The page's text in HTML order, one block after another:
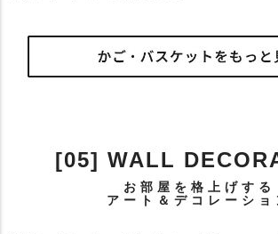
[05] WALL
お部屋を格上げする
アート＆デコレーショ